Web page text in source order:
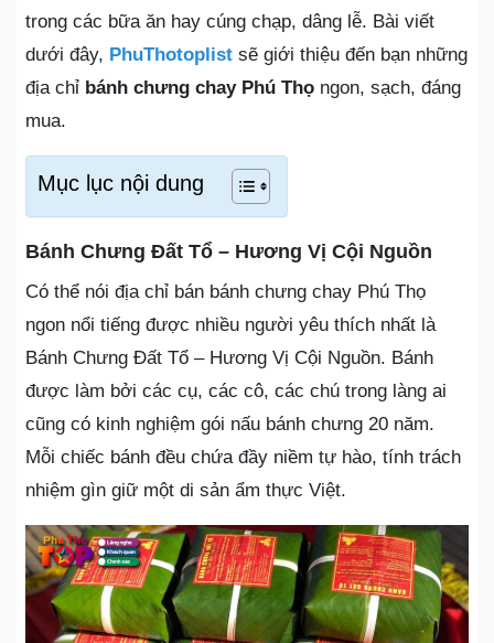
trong các bữa ăn hay cúng chạp, dâng lễ. Bài viết
dưới đây, PhuThotoplist sẽ giới thiệu đến bạn những
địa chỉ bánh chưng chay Phú Thọ ngon, sạch, đáng
mua.
Mục lục nội dung
Bánh Chưng Đất Tổ – Hương Vị Cội Nguồn
Có thể nói địa chỉ bán bánh chưng chay Phú Thọ
ngon nổi tiếng được nhiều người yêu thích nhất là
Bánh Chưng Đất Tổ – Hương Vị Cội Nguồn. Bánh
được làm bởi các cụ, các cô, các chú trong làng ai
cũng có kinh nghiệm gói nấu bánh chưng 20 năm.
Mỗi chiếc bánh đều chứa đầy niềm tự hào, tính trách
nhiệm gìn giữ một di sản ẩm thực Việt.